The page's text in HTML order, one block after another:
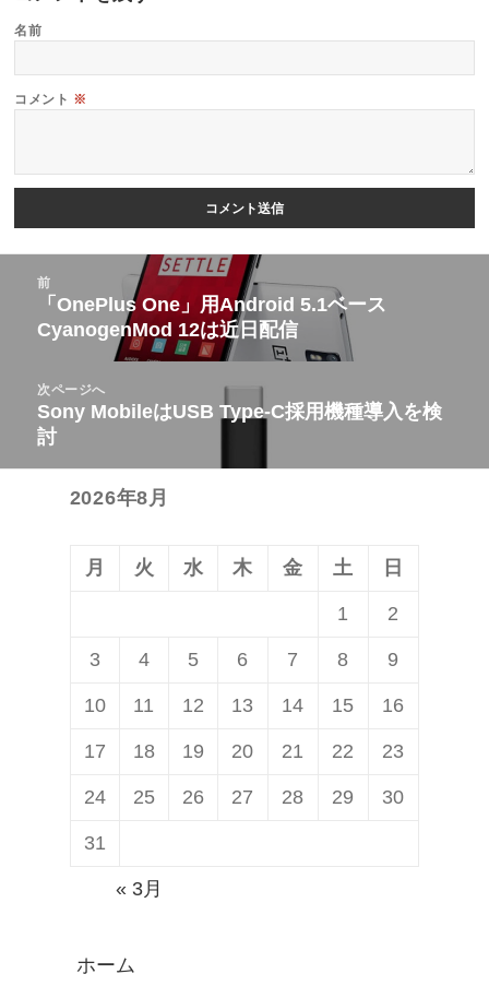
名前
コメント ※
前
前
の
稿:
「OnePlus One」用Android 5.1ベース
CyanogenMod 12は近日配信
次ページへ
次
の
Sony MobileはUSB Type-C採用機種導入を検
討
2026年8月
月 火 水 木 金 土 日
1 2
3 4 5 6 7 8 9
10 11 12 13 14 15 16
17 18 19 20 21 22 23
24 25 26 27 28 29 30
31
« 3月
ホーム